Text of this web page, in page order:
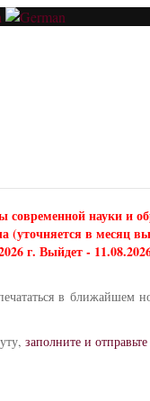
науки и
(уточняется в месяц
г. Выйдет -
в ближайшем
заполните и